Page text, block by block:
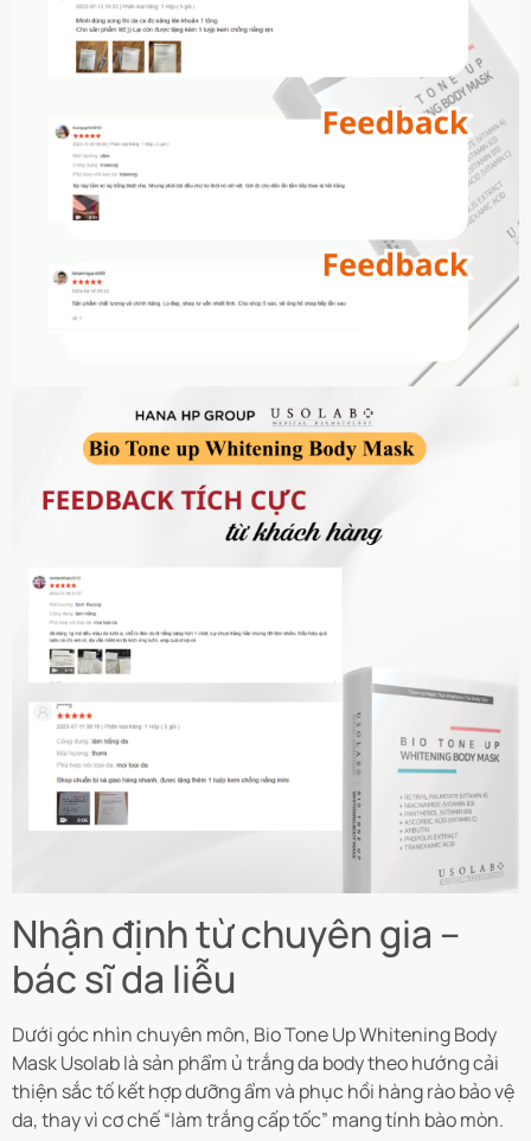
Nhận định từ chuyên gia –
bác sĩ da liễu
Dưới góc nhìn chuyên môn, Bio Tone Up Whitening Body
Mask Usolab là sản phẩm ủ trắng da body theo hướng cải
thiện sắc tố kết hợp dưỡng ẩm và phục hồi hàng rào bảo vệ
da, thay vì cơ chế “làm trắng cấp tốc” mang tính bào mòn.